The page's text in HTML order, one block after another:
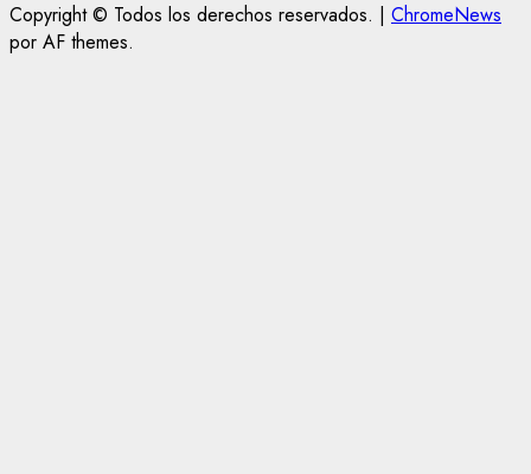
Copyright © Todos los derechos reservados. | ChromeNews
por AF themes.